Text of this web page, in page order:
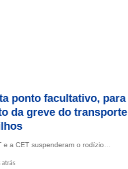
ponto facultativo, para
da greve do transporte
e a CET suspenderam o rodízio…
atrás